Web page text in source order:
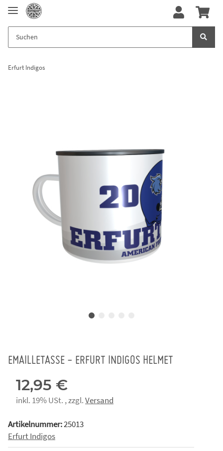
Erfurt Indigos
EMAILLETASSE - ERFURT INDIGOS HELMET
12,95 €
inkl. 19% USt. , zzgl.Versand
Artikelnummer:25013
Erfurt Indigos